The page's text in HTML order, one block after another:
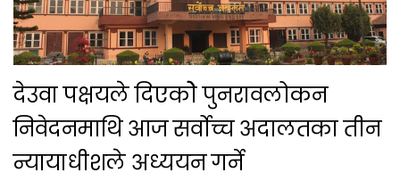
देउवा पक्षयले दिएकोे पुनरावलोकन
निवेदनमाथि आज सर्वोच्च अदालतका तीन
न्यायाधीशले अध्ययन गर्ने